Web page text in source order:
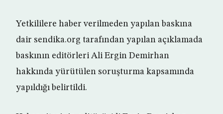
Yetkililere haber verilmeden yapılan baskına
dair sendika.org tarafından yapılan açıklamada
baskının editörleri Ali Ergin Demirhan
hakkında yürütülen soruşturma kapsamında
yapıldığı belirtildi.